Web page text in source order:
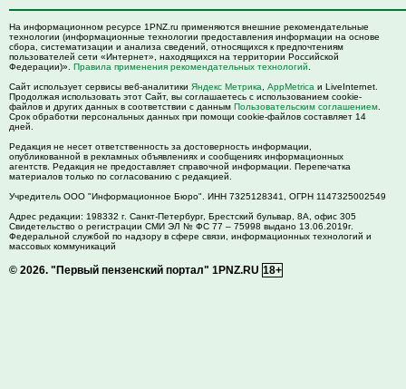
На информационном ресурсе 1PNZ.ru применяются внешние рекомендательные
технологии (информационные технологии предоставления информации на основе
сбора, систематизации и анализа сведений, относящихся к предпочтениям
пользователей сети «Интернет», находящихся на территории Российской
Федерации)». Правила применения рекомендательных технологий
Сайт использует сервисы веб-аналитики Яндекс Метрика AppMetrica и LiveInternet.
Продолжая использовать этот Сайт, вы соглашаетесь с использованием cookie-
файлов и других данных в соответствии с данным Пользовательским соглашением
Срок обработки персональных данных при помощи cookie-файлов составляет 14
дней.
Редакция не несет ответственность за достоверность информации,
опубликованной в рекламных объявлениях и сообщениях информационных
агентств. Редакция не предоставляет справочной информации. Перепечатка
материалов только по согласованию с редакцией.
Учредитель ООО "Информационное Бюро". ИНН 7325128341, ОГРН 1147325002549
Адрес редакции: 198332 г. Санкт-Петербург, Брестский бульвар, 8А, офис 305
Свидетельство о регистрации СМИ ЭЛ № ФС 77 – 75998 выдано 13.06.2019г.
Федеральной службой по надзору в сфере связи, информационных технологий и
массовых коммуникаций
© 2026. "Первый пензенский портал" 1PNZ.RU 18+